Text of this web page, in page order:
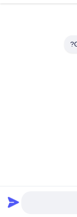
Copyright © 2024-2026